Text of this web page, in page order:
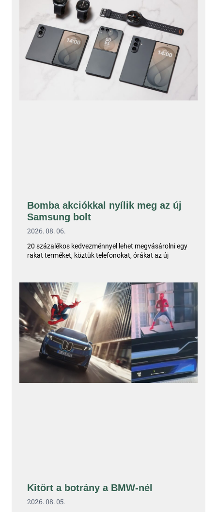
Bomba akciókkal nyílik meg az új
Samsung bolt
2026. 08. 06.
20 százalékos kedvezménnyel lehet megvásárolni egy
rakat terméket, köztük telefonokat, órákat az új
Kitört a botrány a BMW-nél
2026. 08. 05.